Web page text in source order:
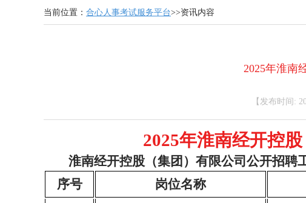
当前位置： 合心人事考试服务平台>>资讯内容
2025年淮南
【发布时间:
2025年淮南经开控
淮南经开控股（集团）有限公司公开招聘
序号
岗位名称